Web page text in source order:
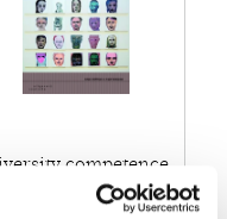
competence
edwin hoffman